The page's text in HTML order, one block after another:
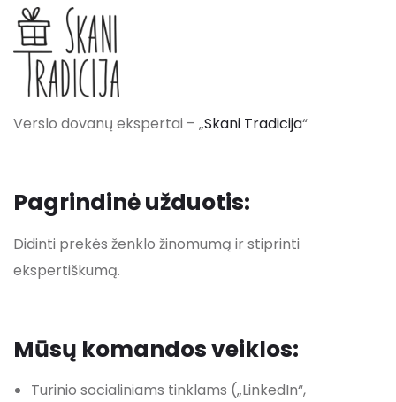
Verslo dovanų ekspertai – „Skani Tradicija“
Pagrindinė užduotis:
Didinti prekės ženklo žinomumą ir stiprinti
ekspertiškumą.
Mūsų komandosveiklos:
Turinio socialiniams tinklams („LinkedIn“,